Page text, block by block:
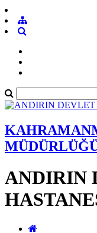
ANDIRIN